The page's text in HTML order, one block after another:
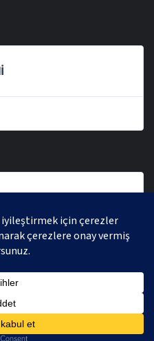
FAALIYETLER ORGANIZASYONUDUR,
SAKLIDIR.